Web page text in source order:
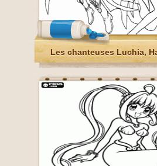
Les chanteuses Luchia,